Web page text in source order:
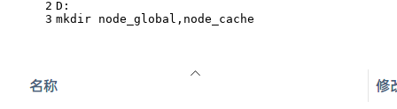
2
3
D:
mkdir node_global,node_cache